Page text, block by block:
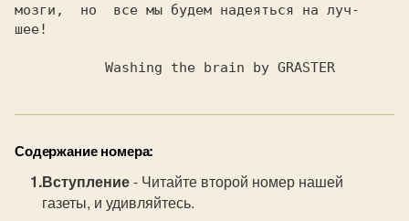
мозги,  но  все мы будем надеяться на луч-
шее!
Содержание номера:
Вступление- Читайте второй номер нашей
газеты, и удивляйтесь.